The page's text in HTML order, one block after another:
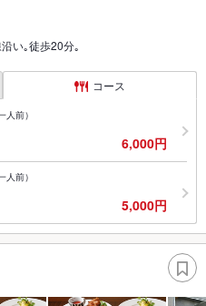
い｡徒歩20分｡
コース
前）
6,000円
前）
5,000円